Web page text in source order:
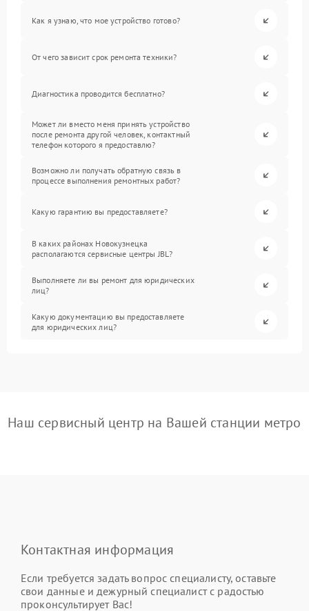
Как я узнаю, что мое устройство готово?
От чего зависит срок ремонта техники?
Диагностика проводится бесплатно?
Может ли вместо меня принять устройство
после ремонта другой человек, контактный
телефон которого я предоставлю?
Возможно ли получать обратную связь в
процессе выполнения ремонтных работ?
Какую гарантию вы предоставляете?
В каких районах Новокузнецка
располагаются сервисные центры JBL?
Выполняете ли вы ремонт для юридических
лиц?
Какую документацию вы предоставляете
для юридических лиц?
Наш сервисный центр на Вашей станции метро
Контактная информация
Если требуется задать вопрос специалисту, оставьте
свои данные и дежурный специалист с радостью
проконсультирует Вас!